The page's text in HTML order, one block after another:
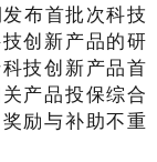
布首批次科技
创新产品的研
技创新产品首
产品投保综合
励与补助不重